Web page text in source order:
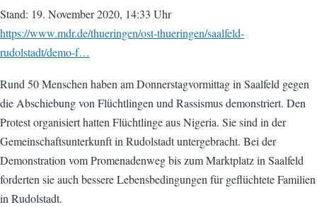
Stand: 19. November 2020, 14:33 Uhr
https://www.mdr.de/thueringen/ost-thueringen/saalfeld-
rudolstadt/demo-f…
Rund 50 Menschen haben am Donnerstagvormittag in Saalfeld gegen
die Abschiebung von Flüchtlingen und Rassismus demonstriert. Den
Protest organisiert hatten Flüchtlinge aus Nigeria. Sie sind in der
Gemeinschaftsunterkunft in Rudolstadt untergebracht. Bei der
Demonstration vom Promenadenweg bis zum Marktplatz in Saalfeld
forderten sie auch bessere Lebensbedingungen für geflüchtete Familien
in Rudolstadt.